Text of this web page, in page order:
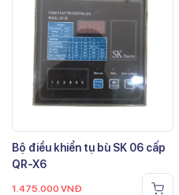
Bộ điều khiển tụ bù SK 06 cấp
QR-X6
1.475.000 VNĐ